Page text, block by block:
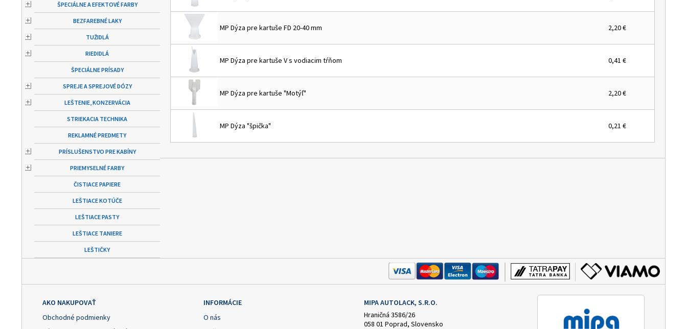
ŠPECIÁLNE A EFEKTOVÉ FARBY
BEZFAREBNÉ LAKY
TUŽIDLÁ
RIEDIDLÁ
ŠPECIÁLNE PRÍSADY
SPREJE A SPREJOVÉ DÓZY
LEŠTENIE, KONZERVÁCIA
STRIEKACIA TECHNIKA
REKLAMNÉ PREDMETY
PRÍSLUŠENSTVO PRE KABÍNY
PRIEMYSELNÉ FARBY
ČISTIACE PAPIERE
LEŠTIACE KOTÚČE
LEŠTIACE PASTY
LEŠTIACE TANIERE
LEŠTIČKY
MP Dýza pre kartuše FD 20-40 mm 2,20 €
MP Dýza pre kartuše V s vodiacim tŕňom 0,41 €
MP Dýza pre kartuše "Motýľ" 2,20 €
MP Dýza "špička" 0,21 €
AKO NAKUPOVAŤ
Obchodné podmienky
INFORMÁCIE
O nás
MIPA AUTOLACK, S.R.O.
Hraničná 3586/26
058 01 Poprad, Slovensko